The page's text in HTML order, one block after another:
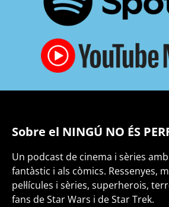
Sobre el NINGÚ NO ÉS
Un podcast de cinema i sèries
fantàstic i als còmics. Ressenyes,
pel·lícules i sèries, superherois,
fans de Star Wars i de Star Trek.